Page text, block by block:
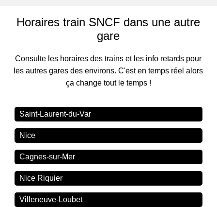
Horaires train SNCF dans une autre
gare
Consulte les horaires des trains et les info retards pour
les autres gares des environs. C'est en temps réel alors
ça change tout le temps !
Saint-Laurent-du-Var
Nice
Cagnes-sur-Mer
Nice Riquier
Villeneuve-Loubet